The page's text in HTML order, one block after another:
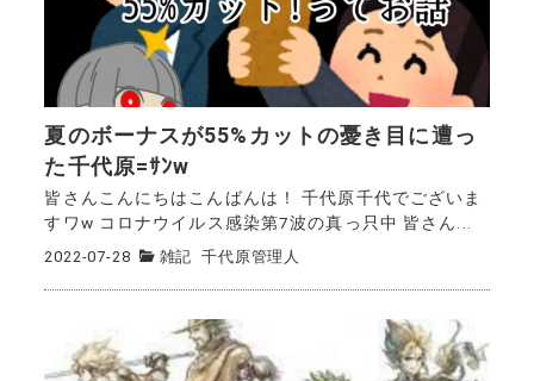
夏のボーナスが55%カットの憂き目に遭っ
た千代原=ｻﾝw
皆さんこんにちはこんばんは！ 千代原千代でございま
すワw コロナウイルス感染第7波の真っ只中 皆さん...
2022-07-28 雑記 千代原管理人